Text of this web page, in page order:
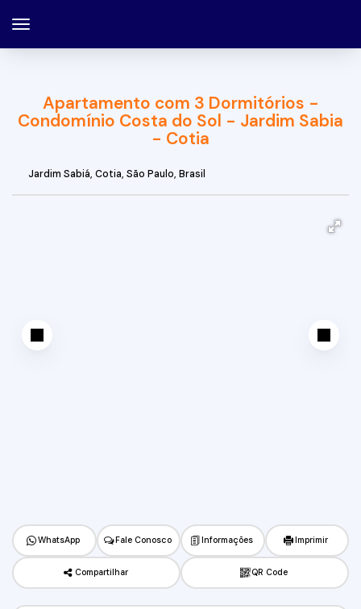
Apartamento com 3 Dormitórios -
Condomínio Costa do Sol - Jardim Sabia
- Cotia
Jardim Sabiá, Cotia, São Paulo, Brasil
WhatsApp Fale Conosco Informações Imprimir
Compartilhar QR Code